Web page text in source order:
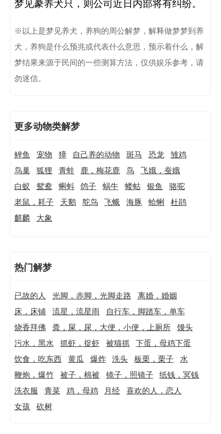
※以上是梦见养犬，养狗的周公解梦，解释做梦梦到养
犬，养狗是什么预兆或代表什么意思，预示着什么，解
梦结果来源于民间的一些测算方法，仅供娱乐参考，请
勿迷信。
更多动物类解梦
鲤鱼 宠物 獐 自己养的动物 斑马 恐龙
雏鸡
鸟巢
狐狸 青蛙 鹿，梅花鹿 鸟
飞娥，蚕娥
白蚁
鸳鸯 蝌蚪 鸽子 蜗牛 蝼蛄 银鱼
骆驼
老鼠，耗子
天鹅 鸵鸟 飞蛾 海豚 蛤蜊
杜鹃
麒麟
大象
热门解梦
已故的人 光脚，赤脚，光脚走路
离婚，婚姻
床，床铺
流星，流星雨
自行车，脚踏车，单车
烧香拜佛
粪，屎，尿，大便，小便，上厕所
馒头
污水，黑水
抓虾，捉虾 被猫抓
下蛋，母鸡下蛋
饮食，吃东西
黄瓜 爆炸 洗头 板栗，栗子
水
鞭炮，爆竹
被子，棉被 镜子，照镜子
纸钱，冥钱
洗衣服
青菜 鸡，母鸡 月经
喜欢的人，恋人
女孩
砍树